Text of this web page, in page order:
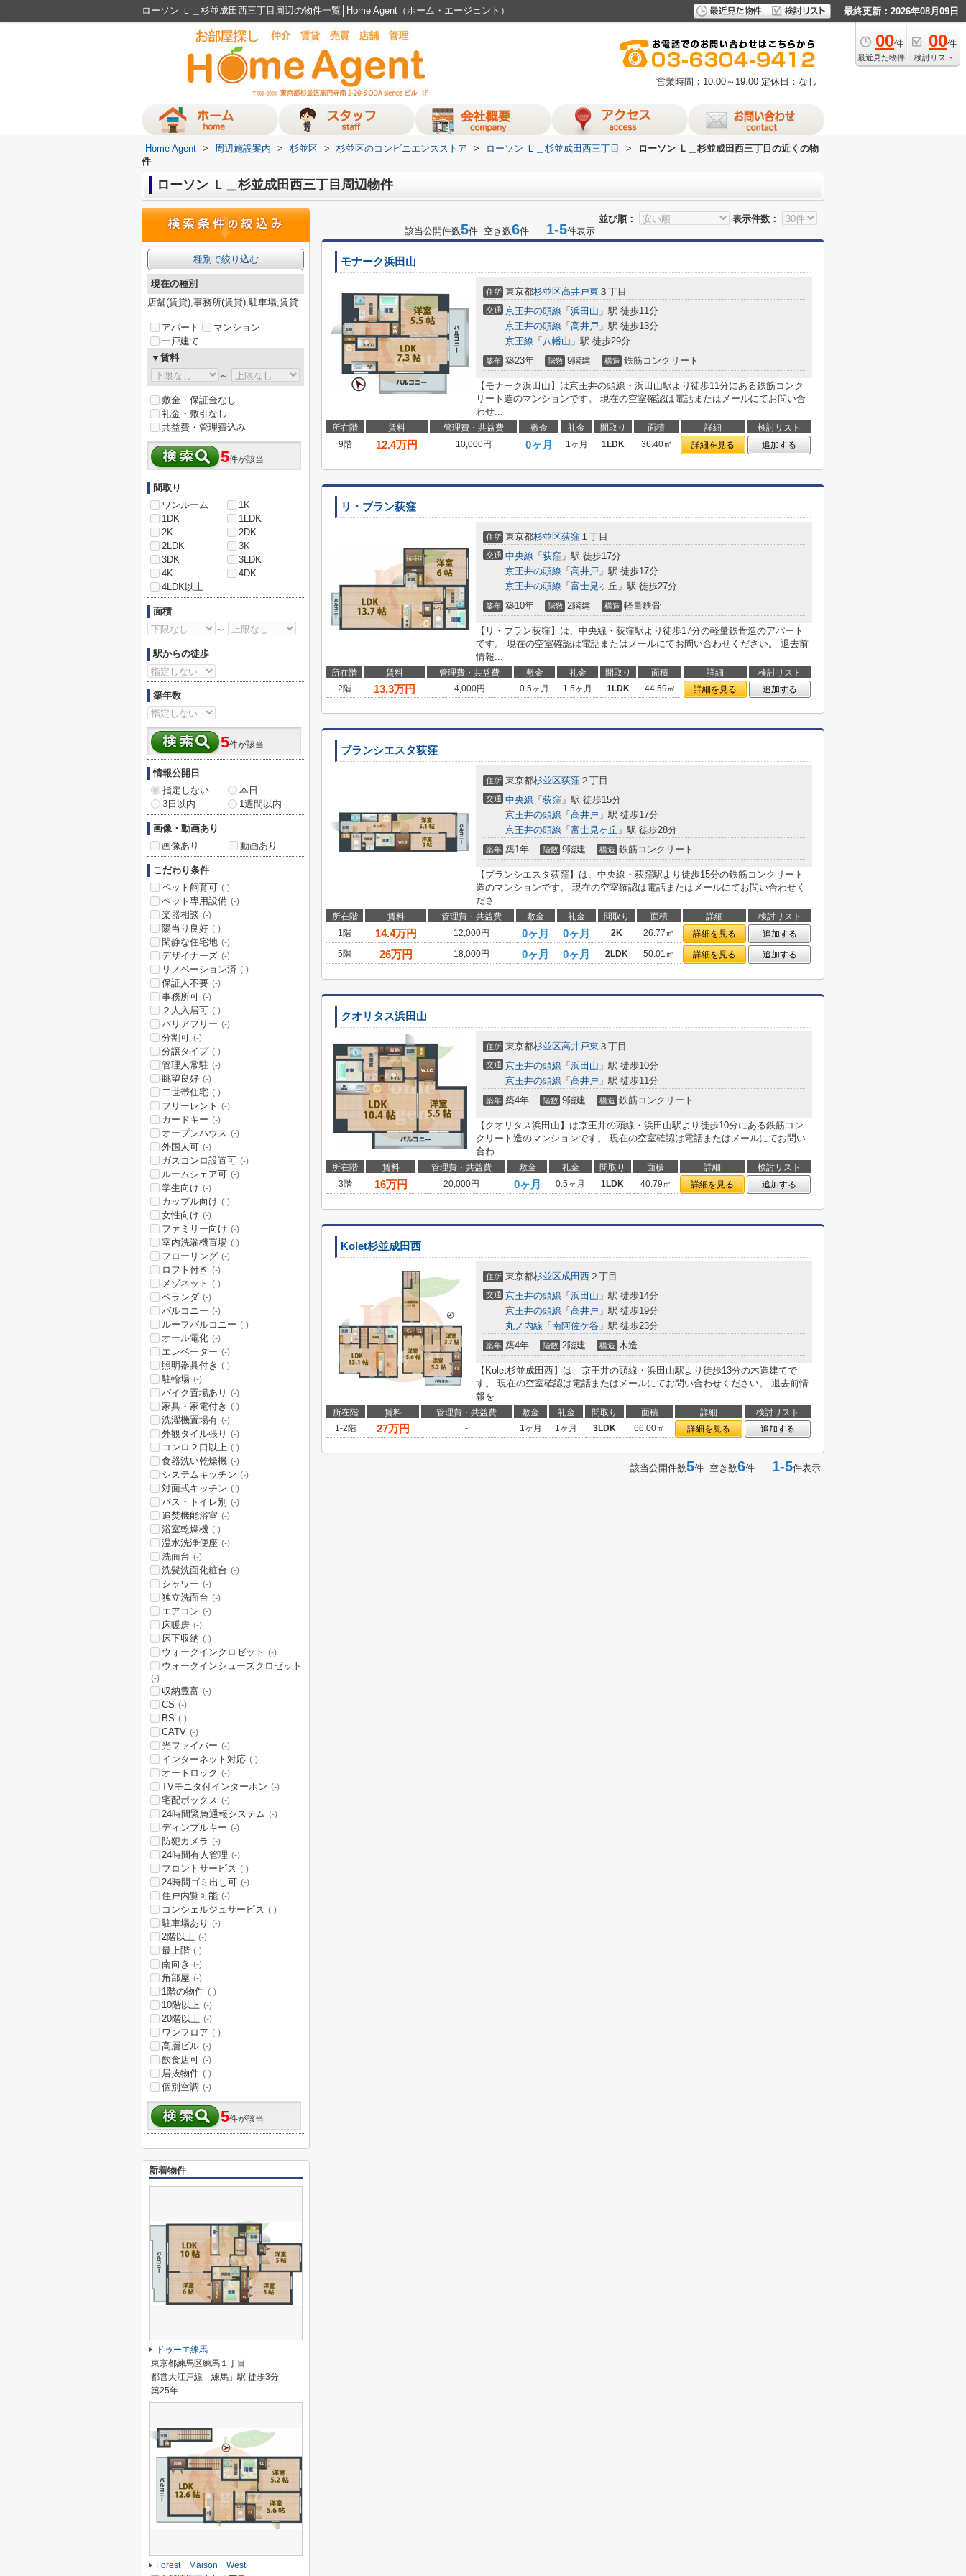
ローソン Ｌ＿杉並成田西三丁目周辺の物件一覧│Home Agent（ホーム・エージェント） 最終更新：2026年08月09日
00件
最近見た物件
00件
検討リスト
営業時間：10:00～19:00 定休日：なし
Home Agent > 周辺施設案内 > 杉並区 > 杉並区のコンビニエンスストア > ローソン Ｌ＿杉並成田西三丁目 >
ローソン Ｌ＿杉並成田西三丁目の近くの物
件
ローソン Ｌ＿杉並成田西三丁目周辺物件
並び順：
表示件数：
該当公開件数5件 空き数6件 1-5件表示
モナーク浜田山
住所 東京都杉並区高井戸東 ３丁目
交通 京王井の頭線 「 浜田山 」駅 徒歩11分
京王井の頭線 「 高井戸 」駅 徒歩13分
京王線 「 八幡山 」駅 徒歩29分
築年 築23年 階数 9階建 構造 鉄筋コンクリート
【モナーク浜田山】は京王井の頭線・浜田山駅より徒歩11分にある鉄筋コンク
リート造のマンションです。 現在の空室確認は電話またはメールにてお問い合
わせ...
所在階 賃料 管理費・共益費 敷金 礼金 間取り 面積 詳細
検討リスト
9階
12.4万円 10,000円 0ヶ月 1ヶ月 1LDK 36.40㎡ 詳細を見る 追加する
リ・ブラン荻窪
住所 東京都杉並区荻窪 １丁目
交通 中央線 「 荻窪 」駅 徒歩17分
京王井の頭線 「 高井戸 」駅 徒歩17分
京王井の頭線 「 富士見ヶ丘 」駅 徒歩27分
築年 築10年 階数 2階建 構造 軽量鉄骨
【リ・ブラン荻窪】は、中央線・荻窪駅より徒歩17分の軽量鉄骨造のアパート
です。 現在の空室確認は電話またはメールにてお問い合わせください。 退去前
情報...
所在階 賃料 管理費・共益費 敷金 礼金 間取り 面積 詳細
検討リスト
2階
13.3万円 4,000円 0.5ヶ月 1.5ヶ月 1LDK 44.59㎡ 詳細を見る 追加する
ブランシエスタ荻窪
住所 東京都杉並区荻窪 ２丁目
交通 中央線 「 荻窪 」駅 徒歩15分
京王井の頭線 「 高井戸 」駅 徒歩17分
京王井の頭線 「 富士見ヶ丘 」駅 徒歩28分
築年 築1年 階数 9階建 構造 鉄筋コンクリート
【ブランシエスタ荻窪】は、中央線・荻窪駅より徒歩15分の鉄筋コンクリート
造のマンションです。 現在の空室確認は電話またはメールにてお問い合わせく
ださ...
所在階 賃料 管理費・共益費 敷金 礼金 間取り 面積 詳細
検討リスト
1階
14.4万円 12,000円 0ヶ月 0ヶ月 2K 26.77㎡ 詳細を見る
追加する
5階
26万円 18,000円 0ヶ月 0ヶ月 2LDK 50.01㎡ 詳細を見る 追加する
クオリタス浜田山
住所 東京都杉並区高井戸東 ３丁目
交通 京王井の頭線 「 浜田山 」駅 徒歩10分
京王井の頭線 「 高井戸 」駅 徒歩11分
築年 築4年 階数 9階建 構造 鉄筋コンクリート
【クオリタス浜田山】は京王井の頭線・浜田山駅より徒歩10分にある鉄筋コン
クリート造のマンションです。 現在の空室確認は電話またはメールにてお問い
合わ...
所在階 賃料 管理費・共益費 敷金 礼金 間取り 面積 詳細
検討リスト
3階
16万円 20,000円 0ヶ月 0.5ヶ月 1LDK 40.79㎡ 詳細を見る 追加する
Kolet杉並成田西
住所 東京都杉並区成田西 ２丁目
交通 京王井の頭線 「 浜田山 」駅 徒歩14分
京王井の頭線 「 高井戸 」駅 徒歩19分
丸ノ内線 「 南阿佐ケ谷 」駅 徒歩23分
築年 築4年 階数 2階建 構造 木造
【Kolet杉並成田西】は、京王井の頭線・浜田山駅より徒歩13分の木造建てで
す。 現在の空室確認は電話またはメールにてお問い合わせください。 退去前情
報を...
所在階 賃料 管理費・共益費 敷金 礼金 間取り 面積 詳細
検討リスト
1-2階
27万円 - 1ヶ月 1ヶ月 3LDK 66.00㎡ 詳細を見る 追加する
該当公開件数5件 空き数6件 1-5件表示
種別で絞り込む
現在の種別
店舗(賃貸),事務所(賃貸),駐車場,賃貸
アパート
マンション
一戸建て
▼賃料
～
敷金・保証金なし
礼金・敷引なし
共益費・管理費込み
5件が該当
間取り
ワンルーム
1K
1DK
1LDK
2K
2DK
2LDK
3K
3DK
3LDK
4K
4DK
4LDK以上
面積
～
駅からの徒歩
築年数
5件が該当
情報公開日
指定しない
本日
3日以内
1週間以内
画像・動画あり
画像あり
動画あり
こだわり条件
ペット飼育可 (-)
ペット専用設備 (-)
楽器相談 (-)
陽当り良好 (-)
閑静な住宅地 (-)
デザイナーズ (-)
リノベーション済 (-)
保証人不要 (-)
事務所可 (-)
２人入居可 (-)
バリアフリー (-)
分割可 (-)
分譲タイプ (-)
管理人常駐 (-)
眺望良好 (-)
二世帯住宅 (-)
フリーレント (-)
カードキー (-)
オープンハウス (-)
外国人可 (-)
ガスコンロ設置可 (-)
ルームシェア可 (-)
学生向け (-)
カップル向け (-)
女性向け (-)
ファミリー向け (-)
室内洗濯機置場 (-)
フローリング (-)
ロフト付き (-)
メゾネット (-)
ベランダ (-)
バルコニー (-)
ルーフバルコニー (-)
オール電化 (-)
エレベーター (-)
照明器具付き (-)
駐輪場 (-)
バイク置場あり (-)
家具・家電付き (-)
洗濯機置場有 (-)
外観タイル張り (-)
コンロ２口以上 (-)
食器洗い乾燥機 (-)
システムキッチン (-)
対面式キッチン (-)
バス・トイレ別 (-)
追焚機能浴室 (-)
浴室乾燥機 (-)
温水洗浄便座 (-)
洗面台 (-)
洗髪洗面化粧台 (-)
シャワー (-)
独立洗面台 (-)
エアコン (-)
床暖房 (-)
床下収納 (-)
ウォークインクロゼット (-)
ウォークインシューズクロゼット
(-)
収納豊富 (-)
CS (-)
BS (-)
CATV (-)
光ファイバー (-)
インターネット対応 (-)
オートロック (-)
TVモニタ付インターホン (-)
宅配ボックス (-)
24時間緊急通報システム (-)
ディンプルキー (-)
防犯カメラ (-)
24時間有人管理 (-)
フロントサービス (-)
24時間ゴミ出し可 (-)
住戸内覧可能 (-)
コンシェルジュサービス (-)
駐車場あり (-)
2階以上 (-)
最上階 (-)
南向き (-)
角部屋 (-)
1階の物件 (-)
10階以上 (-)
20階以上 (-)
ワンフロア (-)
高層ビル (-)
飲食店可 (-)
居抜物件 (-)
個別空調 (-)
5件が該当
新着物件
ドゥーエ練馬
東京都練馬区練馬１丁目
都営大江戸線「練馬」駅 徒歩3分
築25年
Forest Maison West